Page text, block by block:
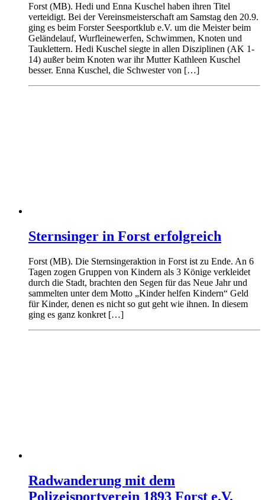
Forst (MB). Hedi und Enna Kuschel haben ihren Titel
verteidigt. Bei der Vereinsmeisterschaft am Samstag den 20.9.
ging es beim Forster Seesportklub e.V. um die Meister beim
Geländelauf, Wurfleinewerfen, Schwimmen, Knoten und
Tauklettern. Hedi Kuschel siegte in allen Disziplinen (AK 1-
14) außer beim Knoten war ihr Mutter Kathleen Kuschel
besser. Enna Kuschel, die Schwester von […]
Sternsinger in Forst erfolgreich
Forst (MB). Die Sternsingeraktion in Forst ist zu Ende. An 6
Tagen zogen Gruppen von Kindern als 3 Könige verkleidet
durch die Stadt, brachten den Segen für das Neue Jahr und
sammelten unter dem Motto „Kinder helfen Kindern“ Geld
für Kinder, denen es nicht so gut geht wie ihnen. In diesem
ging es ganz konkret […]
Radwanderung mit dem
Polizeisportverein 1893 Forst e.V.